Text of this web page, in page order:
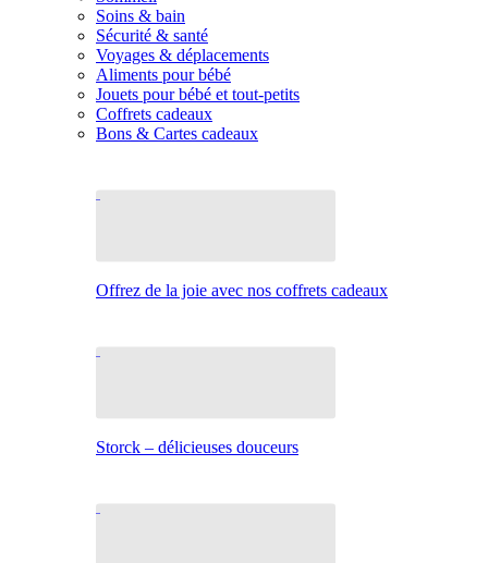
Soins & bain
Sécurité & santé
Voyages & déplacements
Aliments pour bébé
Jouets pour bébé et tout-petits
Coffrets cadeaux
Bons & Cartes cadeaux
Offrez de la joie avec nos coffrets cadeaux
Storck – délicieuses douceurs